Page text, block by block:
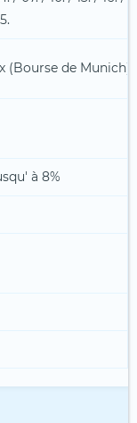
(Bourse de Munich)
à 8%